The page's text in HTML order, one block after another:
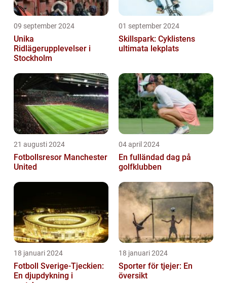
09 september 2024
Unika
Ridlägerupplevelser i
Stockholm
01 september 2024
Skillspark: Cyklistens
ultimata lekplats
21 augusti 2024
Fotbollsresor Manchester
United
04 april 2024
En fulländad dag på
golfklubben
18 januari 2024
Fotboll Sverige-Tjeckien:
En djupdykning i
18 januari 2024
Sporter för tjejer: En
översikt